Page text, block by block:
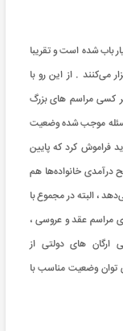
باب شده است و تقریبا
می‌کنند . از این رو با
کسی مراسم های بزرگ
مسئله موجب شده وضعیت
فراموش کرد که پایین
درآمدی خانواده‌ها هم
، البته در مجموع با
مراسم‌ عقد و عروسی ،
ارگان های دولتی از
توان وضعیت مناسب با